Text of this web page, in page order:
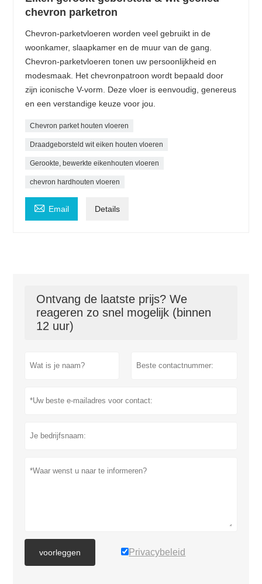
chevron parketron
Chevron-parketvloeren worden veel gebruikt in de
woonkamer, slaapkamer en de muur van de gang.
Chevron-parketvloeren tonen uw persoonlijkheid en
modesmaak. Het chevronpatroon wordt bepaald door
zijn iconische V-vorm. Deze vloer is eenvoudig, genereus
en een verstandige keuze voor jou.
Chevron parket houten vloeren
Draadgeborsteld wit eiken houten vloeren
Gerookte, bewerkte eikenhouten vloeren
chevron hardhouten vloeren
 Email Details
Ontvang de laatste prijs? We
reageren zo snel mogelijk (binnen
12 uur)
voorleggen Privacybeleid